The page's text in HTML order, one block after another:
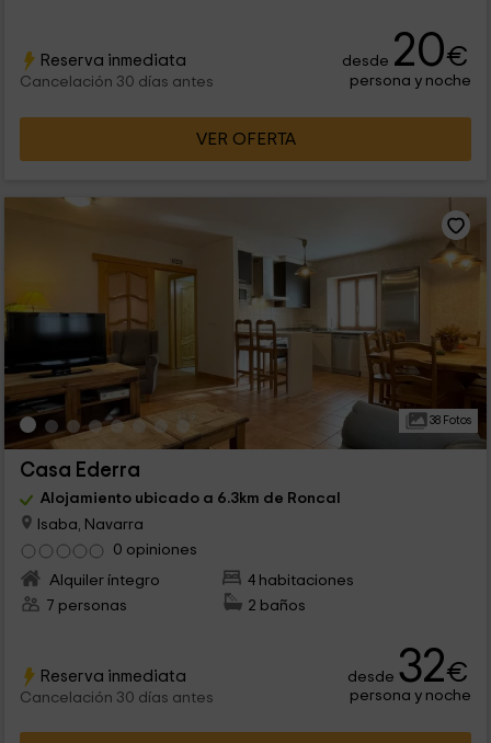
Reserva inmediata
Cancelación 30 días antes
desde 20€
persona y noche
VER OFERTA
38 Fotos
Casa Ederra
Alojamiento ubicado a 6.3km de Roncal
Isaba, Navarra
0 opiniones
Alquiler íntegro
4 habitaciones
7 personas
2 baños
Reserva inmediata
Cancelación 30 días antes
desde 32€
persona y noche